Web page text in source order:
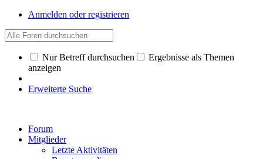
Anmelden oder registrieren
Nur Betreff durchsuchen
Ergebnisse als Themen
anzeigen
Erweiterte Suche
Forum
Mitglieder
Letzte Aktivitäten